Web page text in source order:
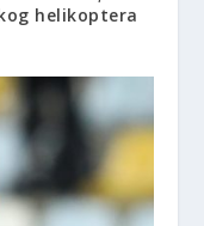
helikoptera